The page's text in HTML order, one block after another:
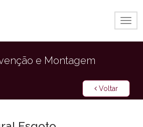
e Montagem
Voltar